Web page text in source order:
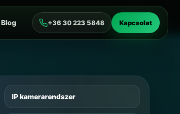
Blog +36 30 223 5848 Kapcsolat
IP kamerarendszer